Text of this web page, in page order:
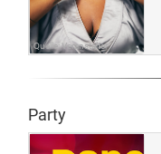
Quelle: Veranstalter
Party